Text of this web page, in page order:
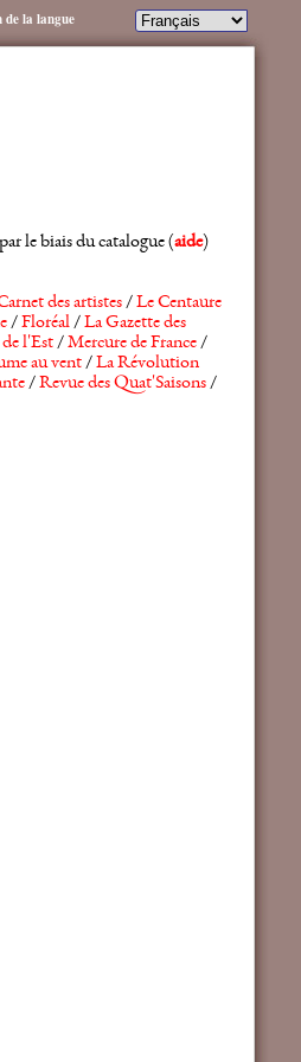
le biais du catalogue (aide)
des artistes/Le Centaure
/Floréal/La Gazette des
l'Est/Mercure de France/
au vent/La Révolution
/Revue des Quat'Saisons/
de la langue